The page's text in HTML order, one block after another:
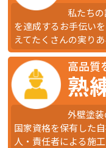
私たち
を達成するお手伝い
えてたくさんの実り
高品質
熟
外壁塗
国家資格を保有した
人・責任者による施